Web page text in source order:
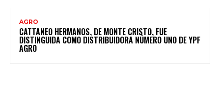
AGRO
CATTANEO HERMANOS, DE MONTE CRISTO, FUE
DISTINGUIDA COMO DISTRIBUIDORA NÚMERO UNO DE YPF
AGRO